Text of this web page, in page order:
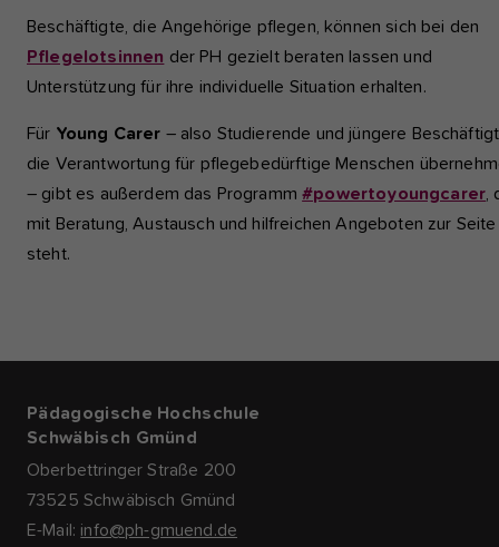
Beschäftigte, die Angehörige pflegen, können sich bei den
Pflegelotsinnen der PH gezielt beraten lassen und
Unterstützung für ihre individuelle Situation erhalten.
Für Young Carer – also Studierende und jüngere
die Verantwortung für pflegebedürftige Menschen
– gibt es außerdem das Programm#powertoyoungcarer
mit Beratung, Austausch und hilfreichen Angeboten zur Seite
steht.
Pädagogische Hochschule
Schwäbisch Gmünd
Oberbettringer Straße 200
73525 Schwäbisch Gmünd
E-Mail: info@ph-gmuend.de
Zweck
analytisches Tracking und zugehörige
Es hilft uns die Nutzererfahrung der Website zu
Videos von youtube.